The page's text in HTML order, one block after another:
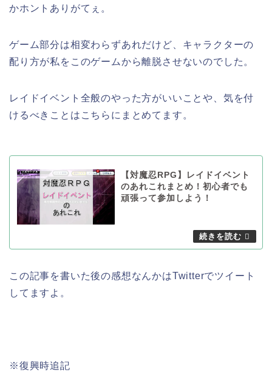
かホントありがてぇ。
ゲーム部分は相変わらずあれだけど、キャラクターの
配り方が私をこのゲームから離脱させないのでした。
レイドイベント全般のやった方がいいことや、気を付
けるべきことはこちらにまとめてます。
【対魔忍RPG】レイドイベント
のあれこれまとめ！初心者でも
頑張って参加しよう！
この記事を書いた後の感想なんかはTwitterでツイート
してますよ。
※復興時追記